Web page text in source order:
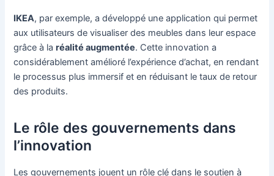
IKEA, par exemple, a développé une application qui permet
aux utilisateurs de visualiser des meubles dans leur espace
grâce à laréalité augmentée. Cette innovation a
considérablement amélioré l’expérience d’achat, en rendant
le processus plus immersif et en réduisant le taux de retour
des produits.
Le rôle des gouvernements dans
l’innovation
Les gouvernements jouent un rôle clé dans le soutien à